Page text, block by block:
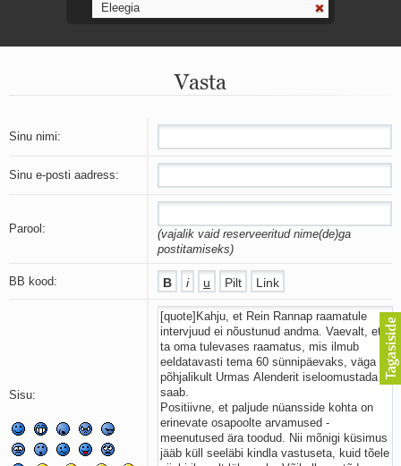
Eleegia
Ahtumine
Mu isamaa on minu arm
Ih-ih-hii ja ah-ah-haa
Päikeselapsed
Laul võimalusest
Nii vaikseks kõik on jäänud
Mis saab sellest loomusevalust
Avanemine
Põhi, lõuna, ida, lääs
Elupõline kaja
Perekondlik
Kassimäng
Läänemere lained
Üle müüri
Vasta
Sinu nimi:
Sinu e-posti aadress:
Parool:
(vajalik vaid reserveeritud nime(de)ga
postitamiseks)
BB kood:
Sisu: